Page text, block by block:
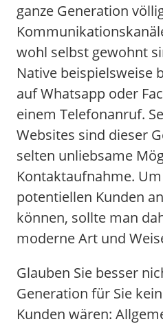
ganze Generation
wohl selbst gewohnt
Native beispielsweise
auf Whatsapp oder
einem Telefonanruf.
Websites sind dieser
selten unliebsame
Kontaktaufnahme.
potentiellen Kunden
können, sollte man
moderne Art und
Glauben Sie besser
Generation für Sie
Kunden wären: